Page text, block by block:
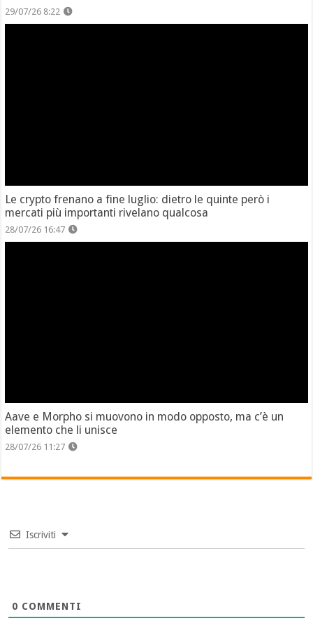
29/07/26 8:22
Le crypto frenano a fine luglio: dietro le quinte però i
mercati più importanti rivelano qualcosa
28/07/26 16:47
Aave e Morpho si muovono in modo opposto, ma c’è un
elemento che li unisce
28/07/26 11:27
Iscriviti
0 COMMENTI